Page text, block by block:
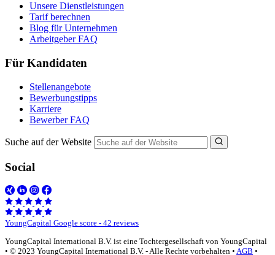
Unsere Dienstleistungen
Tarif berechnen
Blog für Unternehmen
Arbeitgeber FAQ
Für Kandidaten
Stellenangebote
Bewerbungstipps
Karriere
Bewerber FAQ
Suche auf der Website
Social
YoungCapital Google score - 42 reviews
YoungCapital International B.V. ist eine Tochtergesellschaft von YoungCapital
• © 2023 YoungCapital International B.V. - Alle Rechte vorbehalten • AGB •